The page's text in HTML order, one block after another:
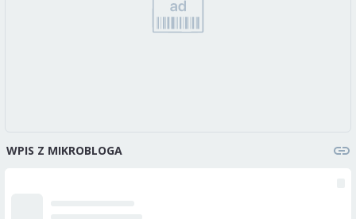
WPIS Z MIKROBLOGA